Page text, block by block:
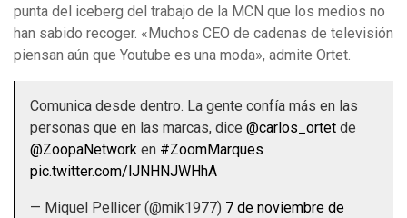
punta del iceberg del trabajo de la MCN que los medios no
han sabido recoger. «Muchos CEO de cadenas de televisión
piensan aún que Youtube es una moda», admite Ortet.
Comunica desde dentro. La gente confía más en las
personas que en las marcas, dice @carlos_ortet de
@ZoopaNetwork en #ZoomMarques
pic.twitter.com/lJNHNJWHhA
— Miquel Pellicer (@mik1977) 7 de noviembre de